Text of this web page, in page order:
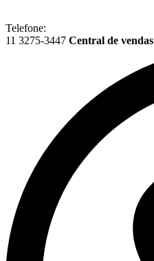
Telefone:
11 3275-3447 Central de vendas